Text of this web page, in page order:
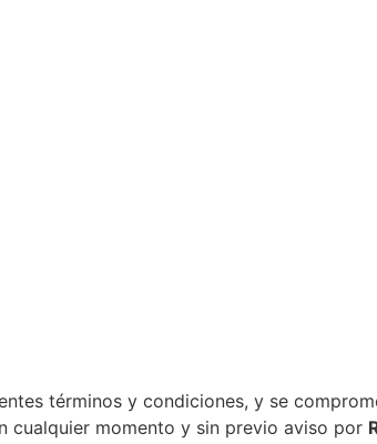
términos y condiciones, y se
cualquier momento y sin previo aviso por